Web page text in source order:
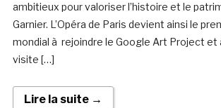
ambitieux pour valoriser l’histoire et le
Garnier. L’Opéra de Paris devient ainsi le
mondial à rejoindre le Google Art Project et
visite […]
Lire la suite →